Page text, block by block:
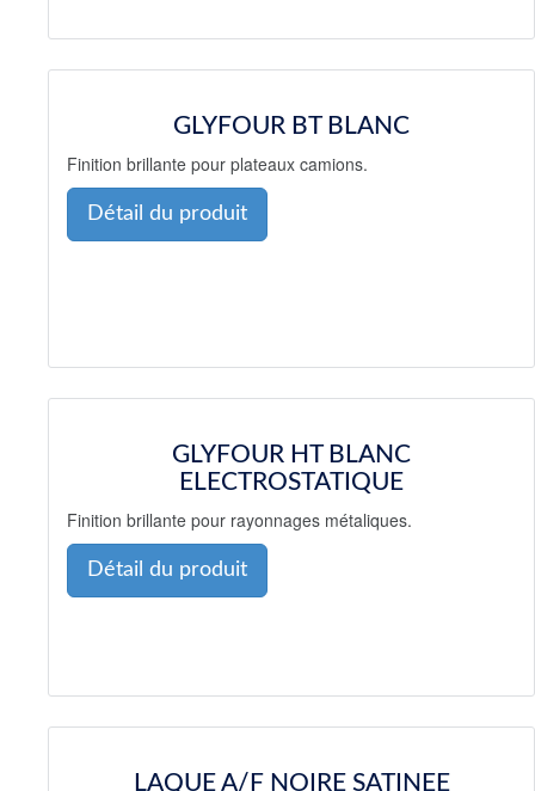
GLYFOUR BT BLANC
Finition brillante pour plateaux camions.
Détail du produit
GLYFOUR HT BLANC
ELECTROSTATIQUE
Finition brillante pour rayonnages métaliques.
Détail du produit
LAQUE A/F NOIRE SATINEE